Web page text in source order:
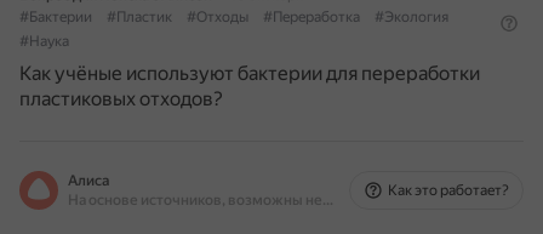
#Бактерии
#Пластик #Отходы #Переработка
#Экология
#Наука
Как учёные используют бактерии для переработки
пластиковых отходов?
Алиса
На основе источников, возможны неточности
Как это работает?